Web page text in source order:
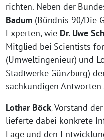
richten. Neben der
Badum (Bündnis 90/Die
Experten, wie Dr. Uwe
Mitglied bei Scientists
(Umweltingenieur) und
Stadtwerke Günzburg)
sachkundigen Antworten
Lothar Böck, Vorstand
lieferte dabei konkrete
Lage und den